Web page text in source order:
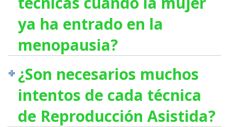
ya ha entrado en la
menopausia?
¿Son necesarios muchos
intentos de cada técnica
de Reproducción Asistida?